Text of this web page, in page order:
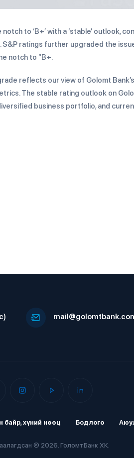
to ‘B+’ with a ‘stable’ outlook,
S&P ratings further upgraded the
notch to “B+.
reflects our view of Golomt Bank’s
The stable rating outlook on
business portfolio, and
хүний нөөц Бодлого
© 2026. ГоломтБанк ХК.